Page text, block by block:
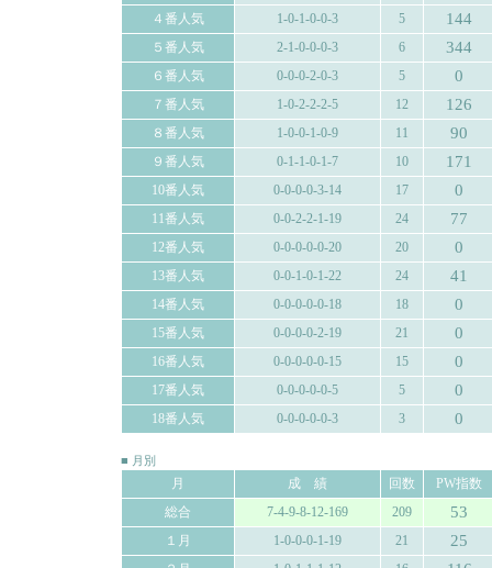
４番人気 1-0-1-0-0-3 5 144
５番人気 2-1-0-0-0-3 6 344
６番人気 0-0-0-2-0-3 5 0
７番人気 1-0-2-2-2-5 12 126
８番人気 1-0-0-1-0-9 11 90
９番人気 0-1-1-0-1-7 10 171
10番人気 0-0-0-0-3-14 17 0
11番人気 0-0-2-2-1-19 24 77
12番人気 0-0-0-0-0-20 20 0
13番人気 0-0-1-0-1-22 24 41
14番人気 0-0-0-0-0-18 18 0
15番人気 0-0-0-0-2-19 21 0
16番人気 0-0-0-0-0-15 15 0
17番人気 0-0-0-0-0-5 5 0
18番人気 0-0-0-0-0-3 3 0
■ 月別
月 成 績 回数
PW指数
総合
7-4-9-8-12-169 209 53
１月 1-0-0-0-1-19 21 25